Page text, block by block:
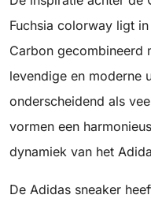
Fuchsia colorway ligt
Carbon gecombineerd
levendige en moderne
onderscheidend als
vormen een
dynamiek van het
De Adidas sneaker